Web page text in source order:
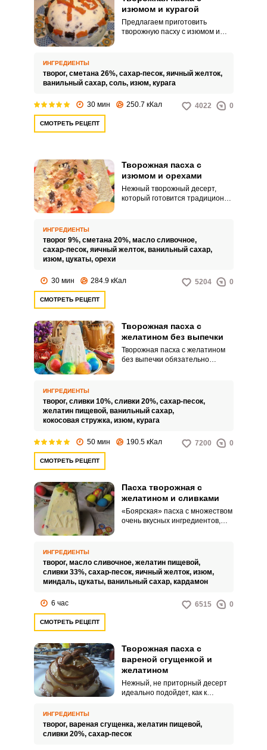
изюмом и курагой
Предлагаем приготовить
творожную пасху с изюмом и
водяной бане. Достаточно
протереть творог через мелкое
сито и хорошо смешать его с
ИНГРЕДИЕНТЫ
творог, сметана 26%, сахар-песок, яичный желток,
ванильный сахар, соль, изюм, курага
30 мин 250.7 кКал 4022 0
СМОТРЕТЬ РЕЦЕПТ
Творожная пасха с
изюмом и орехами
Нежный творожный десерт,
который готовится традиционно
ИНГРЕДИЕНТЫ
творог 9%, сметана 20%, масло сливочное,
сахар-песок, яичный желток, ванильный сахар,
изюм, цукаты, орехи
30 мин 284.9 кКал 5204 0
СМОТРЕТЬ РЕЦЕПТ
Творожная пасха с
желатином без выпечки
Творожная пасха с желатином
без выпечки обязательно
сливочного масла – оно не
только влияет на вкус, но,
главным образом, формирует
плотную и устойчивую
Однако, и калорийность пасхи в
ИНГРЕДИЕНТЫ
творог, сливки 10%, сливки 20%, сахар-песок,
желатин пищевой, ванильный сахар,
кокосовая стружка, изюм, курага
50 мин 190.5 кКал 7200 0
СМОТРЕТЬ РЕЦЕПТ
Пасха творожная с
желатином и сливками
«Боярская» пасха с множеством
очень вкусных ингредиентов,
мгновенно тает во рту.
ИНГРЕДИЕНТЫ
творог, масло сливочное, желатин пищевой,
сливки 33%, сахар-песок, яичный желток, изюм,
миндаль, цукаты, ванильный сахар, кардамон
6 час 6515 0
СМОТРЕТЬ РЕЦЕПТ
Творожная пасха с
вареной сгущенкой и
желатином
Нежный, не приторный десерт
идеально подойдет, как к
Ингредиенты доступны всем,
процесс приготовления не
ИНГРЕДИЕНТЫ
творог, вареная сгущенка, желатин пищевой,
сливки 20%, сахар-песок